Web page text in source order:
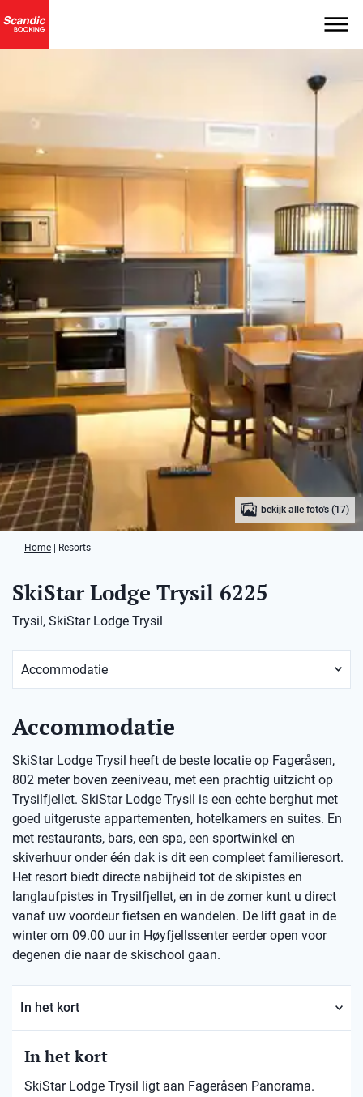
bekijk alle foto's (17)
Home Resorts
SkiStar Lodge Trysil 6225
Trysil, SkiStar Lodge Trysil
Accommodatie
SkiStar Lodge Trysil heeft de beste locatie op Fageråsen,
802 meter boven zeeniveau, met een prachtig uitzicht op
Trysilfjellet. SkiStar Lodge Trysil is een echte berghut met
goed uitgeruste appartementen, hotelkamers en suites. En
met restaurants, bars, een spa, een sportwinkel en
skiverhuur onder één dak is dit een compleet familieresort.
Het resort biedt directe nabijheid tot de skipistes en
langlaufpistes in Trysilfjellet, en in de zomer kunt u direct
vanaf uw voordeur fietsen en wandelen. De lift gaat in de
winter om 09.00 uur in Høyfjellssenter eerder open voor
degenen die naar de skischool gaan.
In het kort
In het kort
SkiStar Lodge Trysil ligt aan Fageråsen Panorama.